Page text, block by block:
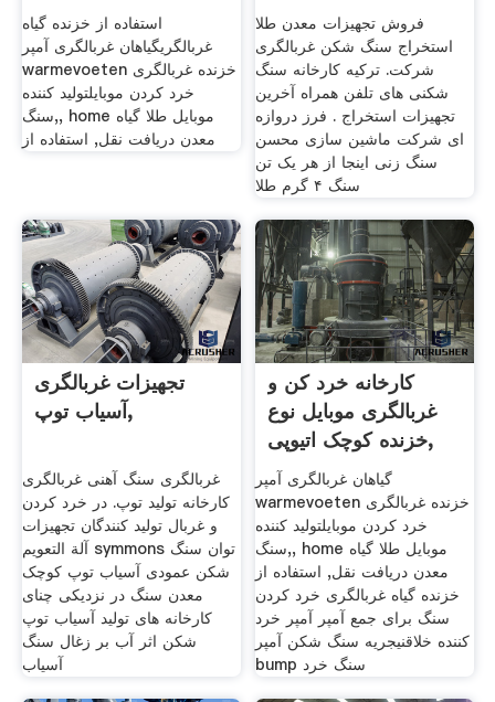
استفاده از خزنده گیاه
غربالگریگیاهان غربالگری آمپر
warmevoeten خزنده غربالگری
خرد کردن موبایلتولید کننده
سنگ,, home موبایل طلا گیاه
معدن دریافت نقل, استفاده از
فروش تجهیزات معدن طلا
استخراج سنگ شکن غربالگری
شرکت. ترکیه کارخانه سنگ
شکنی های تلفن همراه آخرین
تجهیزات استخراج . فرز دروازه
ای شرکت ماشین سازی محسن
سنگ زنی اینجا از هر یک تن
سنگ ۴ گرم طلا
تجهیزات غربالگری
آسیاب توپ,
غربالگری سنگ آهنی غربالگری
کارخانه تولید توپ. در خرد کردن
و غربال تولید کنندگان تجهیزات
آلة التعويم symmons توان سنگ
شکن عمودی آسیاب توپ کوچک
معدن سنگ در نزدیکی چنای
کارخانه های تولید آسیاب توپ
شکن اثر آب بر زغال سنگ
آسیاب
کارخانه خرد کن و
غربالگری موبایل نوع
خزنده کوچک اتیوپی,
گیاهان غربالگری آمپر
warmevoeten خزنده غربالگری
خرد کردن موبایلتولید کننده
سنگ,, home موبایل طلا گیاه
معدن دریافت نقل, استفاده از
خزنده گیاه غربالگری خرد کردن
سنگ برای جمع آمپر آمپر خرد
کننده خلاقنیجریه سنگ شکن آمپر
bump سنگ خرد